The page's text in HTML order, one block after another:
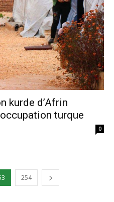
kurde d’Afrin
turque
0
254